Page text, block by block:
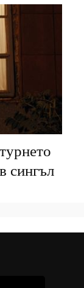
сингъл